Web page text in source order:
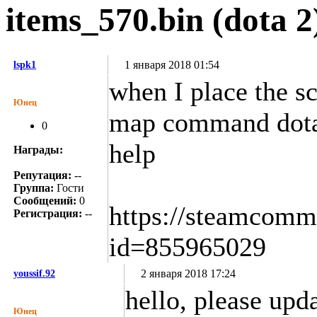
items_570.bin (dota
lspk1 1 января 2018 01:54
Юнец
0
Награды:
Репутация: --
Группа: Гости
Сообщений: 0
Регистрация: --
when I place the
map command
help
https://
id=855965029
youssif.92 2 января 2018 17:24
Юнец hello, please